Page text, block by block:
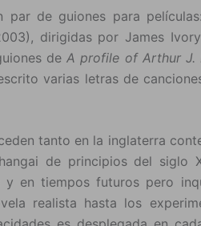
par de guiones para
dirigidas por James
deA profile of Arthur J.
varias letras de
tanto en la inglaterra
de principios del siglo
en tiempos futuros pero
realista hasta los